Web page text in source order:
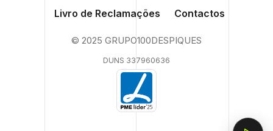
Livro de Reclamações
Contactos
© 2025 GRUPO100DESPIQUES
DUNS 337960636